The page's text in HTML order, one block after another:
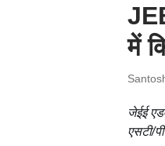
में
जेईई
एसटी/